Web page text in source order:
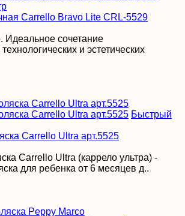
Carrello Bravo Lite CRL-5529
Идеальное сочетание
и эстетических
Быстрый
Carrello Ultra арт.5525
Carrello Ultra (каррело ультра) -
для ребенка от 6 месяцев д..